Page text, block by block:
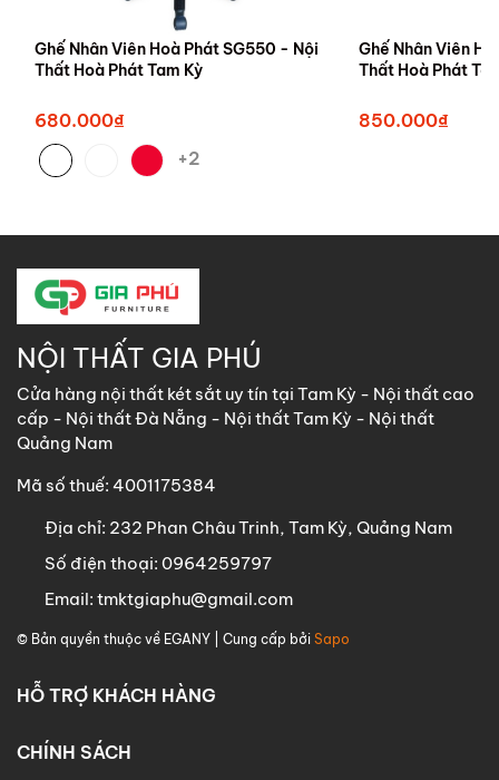
Ghế Nhân Viên Hoà Phát SG550 - Nội
Thất Hoà Phát Tam Kỳ
680.000₫
+2
Ghế Nhân Viên
Thất Hoà Phát
850.000₫
NỘI THẤT GIA PHÚ
Cửa hàng nội thất két sắt uy tín tại Tam Kỳ - Nội thất cao
cấp - Nội thất Đà Nẵng - Nội thất Tam Kỳ - Nội thất
Quảng Nam
Mã số thuế: 4001175384
Địa chỉ: 232 Phan Châu Trinh, Tam Kỳ, Quảng Nam
Số điện thoại: 0964259797
Email: tmktgiaphu@gmail.com
© Bản quyền thuộc về EGANY | Cung cấp bởi Sapo
HỖ TRỢ KHÁCH HÀNG
CHÍNH SÁCH